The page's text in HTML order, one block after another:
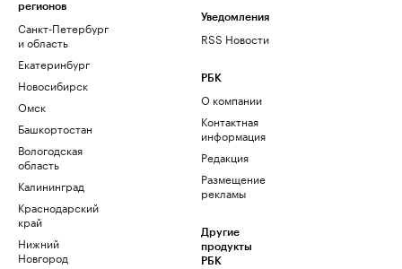
регионов
Санкт-Петербург
и область
Екатеринбург
Новосибирск
Омск
Башкортостан
Вологодская
область
Калининград
Краснодарский
край
Нижний
Новгород
Уведомления
RSS Новости
РБК
О компании
Контактная
информация
Редакция
Размещение
рекламы
Другие
продукты
РБК